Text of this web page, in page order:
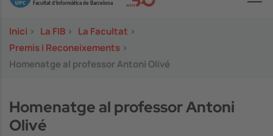
Inici > La FIB > La Facultat >
Premis i Reconeixements >
Homenatge al professor Antoni Olivé
Homenatge al professor Antoni
Olivé